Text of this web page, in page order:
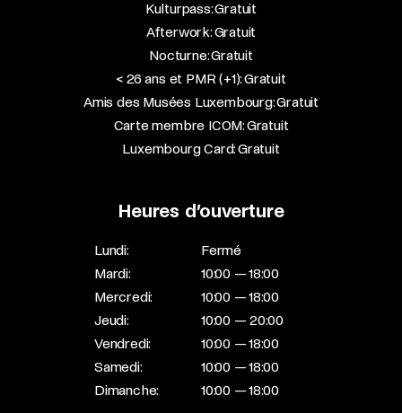
Kulturpass: Gratuit
Afterwork: Gratuit
Nocturne: Gratuit
< 26 ans et PMR (+1): Gratuit
Amis des Musées Luxembourg: Gratuit
Carte membre ICOM: Gratuit
Luxembourg Card: Gratuit
Heures d’ouverture
Lundi:
Fermé
Mardi:
10:00 — 18:00
Mercredi:
10:00 — 18:00
Jeudi:
10:00 — 20:00
Vendredi:
10:00 — 18:00
Samedi:
10:00 — 18:00
Dimanche:
10:00 — 18:00